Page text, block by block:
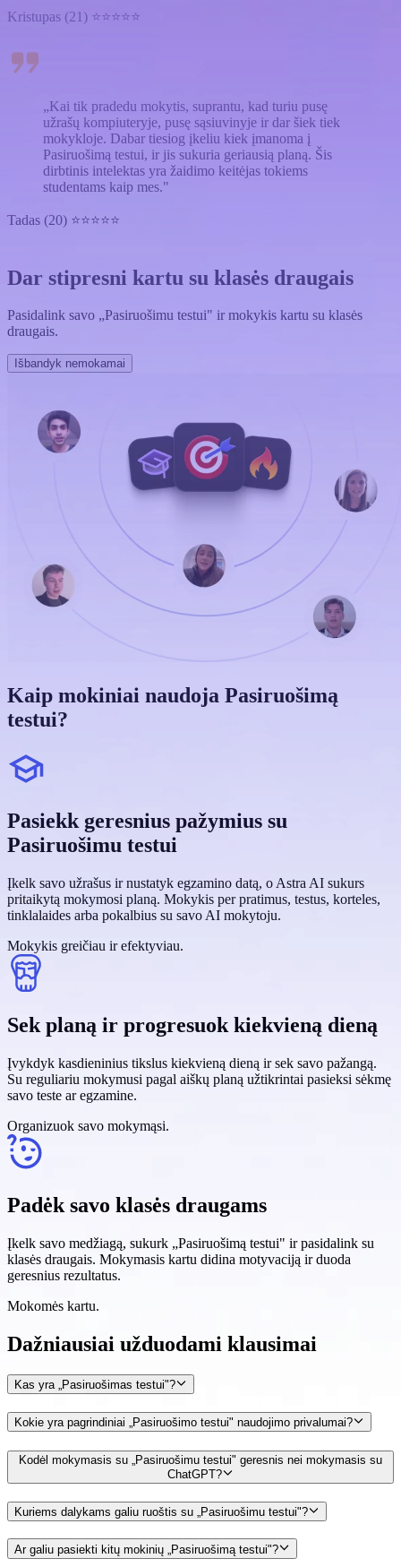
Kristupas (21) ⭐⭐⭐⭐⭐
„Kai tik pradedu mokytis, suprantu, kad turiu pusę
užrašų kompiuteryje, pusę sąsiuvinyje ir dar šiek tiek
mokykloje. Dabar tiesiog įkeliu kiek įmanoma į
Pasiruošimą testui, ir jis sukuria geriausią planą. Šis
dirbtinis intelektas yra žaidimo keitėjas tokiems
studentams kaip mes."
Tadas (20) ⭐⭐⭐⭐⭐
Dar stipresni kartu su klasės draugais
Pasidalink savo „Pasiruošimu testui" ir mokykis kartu su klasės
draugais.
Išbandyk nemokamai
Kaip mokiniai naudoja Pasiruošimą
testui?
Pasiekk geresnius pažymius su
Pasiruošimu testui
Įkelk savo užrašus ir nustatyk egzamino datą, o Astra AI sukurs
pritaikytą mokymosi planą. Mokykis per pratimus, testus, korteles,
tinklalaides arba pokalbius su savo AI mokytoju.
Mokykis greičiau ir efektyviau.
Sek planą ir progresuok kiekvieną dieną
Įvykdyk kasdieninius tikslus kiekvieną dieną ir sek savo pažangą.
Su reguliariu mokymusi pagal aiškų planą užtikrintai pasieksi sėkmę
savo teste ar egzamine.
Organizuok savo mokymąsi.
Padėk savo klasės draugams
Įkelk savo medžiagą, sukurk „Pasiruošimą testui" ir pasidalink su
klasės draugais. Mokymasis kartu didina motyvaciją ir duoda
geresnius rezultatus.
Mokomės kartu.
Dažniausiai užduodami klausimai
Kas yra „Pasiruošimas testui"?
Kokie yra pagrindiniai „Pasiruošimo testui" naudojimo privalumai?
Kodėl mokymasis su „Pasiruošimu testui" geresnis nei mokymasis su
ChatGPT?
Kuriems dalykams galiu ruoštis su „Pasiruošimu testui"?
Ar galiu pasiekti kitų mokinių „Pasiruošimą testui"?